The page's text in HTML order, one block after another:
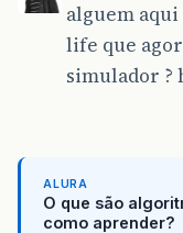
alguem
life que
simulador ?
ALURA
O que são
como aprender?